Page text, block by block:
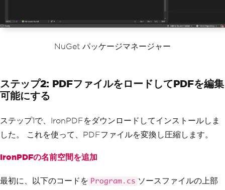
NuGet パッケージマネージャー
ステップ2: PDFファイルをロードしてPDFを編集
可能にする
ステップ1で、IronPDFをダウンロードしてインストールしま
した。 これを使って、PDFファイルを変換し圧縮します。
IronPDFの名前空間を追加
最初に、以下のコードを Program.cs ソースファイルの上部